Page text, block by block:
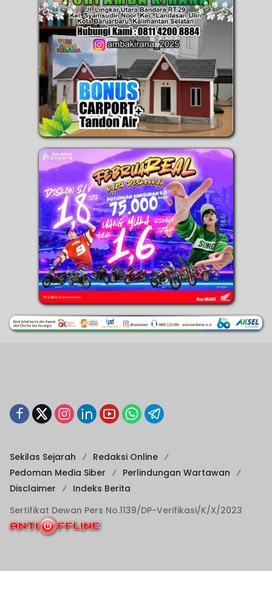
Sekilas Sejarah
Redaksi Online
Pedoman Media Siber
Perlindungan Wartawan
Disclaimer
Indeks Berita
Sertifikat Dewan Pers No.1139/DP-Verifikasi/K/X/2023